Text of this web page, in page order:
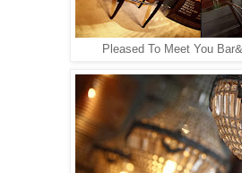
Pleased To Meet You